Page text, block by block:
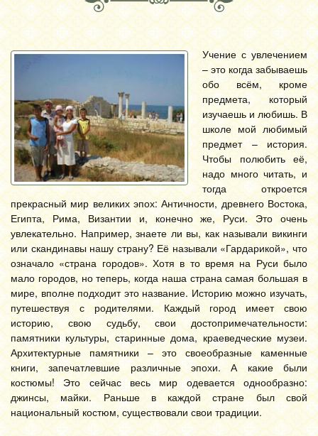
Учение с увлечением
– это когда забываешь
обо всём, кроме
предмета, который
изучаешь и любишь. В
школе мой любимый
предмет – история.
Чтобы полюбить её,
надо много читать, и
тогда откроется
прекрасный мир великих эпох: Античности, древнего Востока,
Египта, Рима, Византии и, конечно же, Руси. Это очень
увлекательно. Например, знаете ли вы, как называли викинги
или скандинавы нашу страну? Её называли «Гардарикой», что
означало «страна городов». Хотя в то время на Руси было
мало городов, но теперь, когда наша страна самая большая в
мире, вполне подходит это название. Историю можно изучать,
путешествуя с родителями. Каждый город имеет свою
историю, свою судьбу, свои достопримечательности:
памятники культуры, старинные дома, краеведческие музеи.
Архитектурные памятники – это своеобразные каменные
книги, запечатлевшие различные эпохи. А какие были
костюмы! Это сейчас весь мир одевается однообразно:
джинсы, майки. Раньше в каждой стране был свой
национальный костюм, существовали свои традиции.